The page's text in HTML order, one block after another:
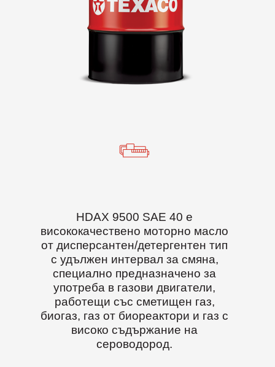
HDAX 9500 SAE 40 е
висококачествено моторно масло
от дисперсантен/детергентен тип
с удължен интервал за смяна,
специално предназначено за
употреба в газови двигатели,
работещи със сметищен газ,
биогаз, газ от биореактори и газ с
високо съдържание на
сероводород.